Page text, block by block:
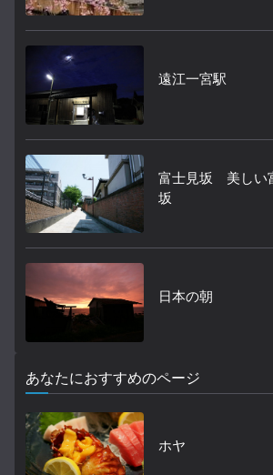
遠江一宮駅
富士見坂 美しい
坂
日本の朝
あなたにおすすめのページ
ホヤ